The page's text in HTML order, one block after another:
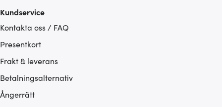
Kundservice
Kontakta oss / FAQ
Presentkort
Frakt & leverans
Betalningsalternativ
Ångerrätt